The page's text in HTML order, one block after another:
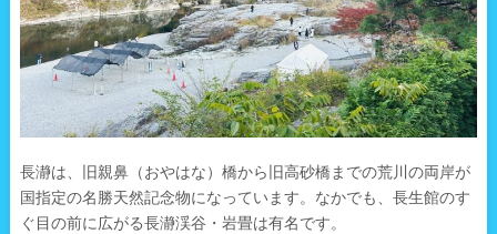
長瀞は、旧親鼻（おやはな）橋から旧高砂橋までの荒川の両岸が
国指定の名勝天然記念物になっています。なかでも、長生館のす
ぐ目の前に広がる長瀞渓谷・岩畳は有名です。